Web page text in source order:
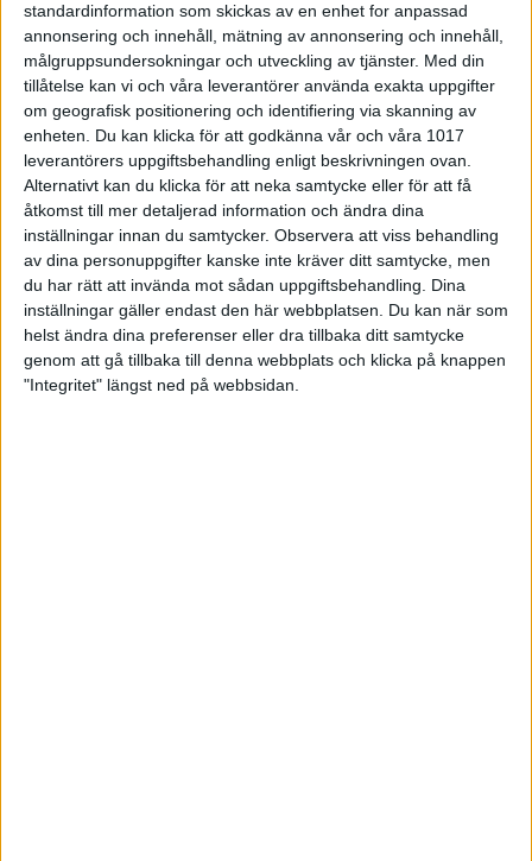
standardinformation som skickas av en enhet for anpassad
annonsering och innehåll, mätning av annonsering och innehåll,
målgruppsundersokningar och utveckling av tjänster. Med din
tillåtelse kan vi och våra leverantörer använda exakta uppgifter
om geografisk positionering och identifiering via skanning av
enheten. Du kan klicka för att godkänna vår och våra 1017
leverantörers uppgiftsbehandling enligt beskrivningen ovan.
Alternativt kan du klicka för att neka samtycke eller för att få
åtkomst till mer detaljerad information och ändra dina
inställningar innan du samtycker. Observera att viss behandling
av dina personuppgifter kanske inte kräver ditt samtycke, men
du har rätt att invända mot sådan uppgiftsbehandling. Dina
inställningar gäller endast den här webbplatsen. Du kan när som
helst ändra dina preferenser eller dra tillbaka ditt samtycke
genom att gå tillbaka till denna webbplats och klicka på knappen
"Integritet" längst ned på webbsidan.
Både Robin och Maja är med i
täten i IBF Youth World Cup
2025
17 juni 2025 18:44